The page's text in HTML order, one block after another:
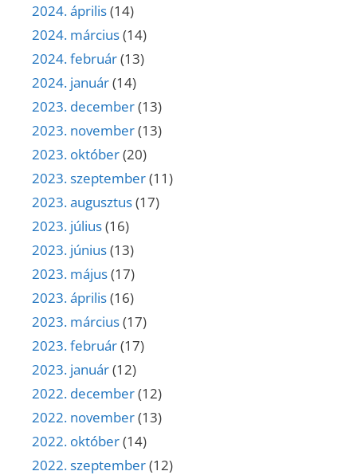
2024. április(14)
2024. március(14)
2024. február(13)
2024. január(14)
2023. december(13)
2023. november(13)
2023. október(20)
2023. szeptember(11)
2023. augusztus(17)
2023. július(16)
2023. június(13)
2023. május(17)
2023. április(16)
2023. március(17)
2023. február(17)
2023. január(12)
2022. december(12)
2022. november(13)
2022. október(14)
2022. szeptember(12)